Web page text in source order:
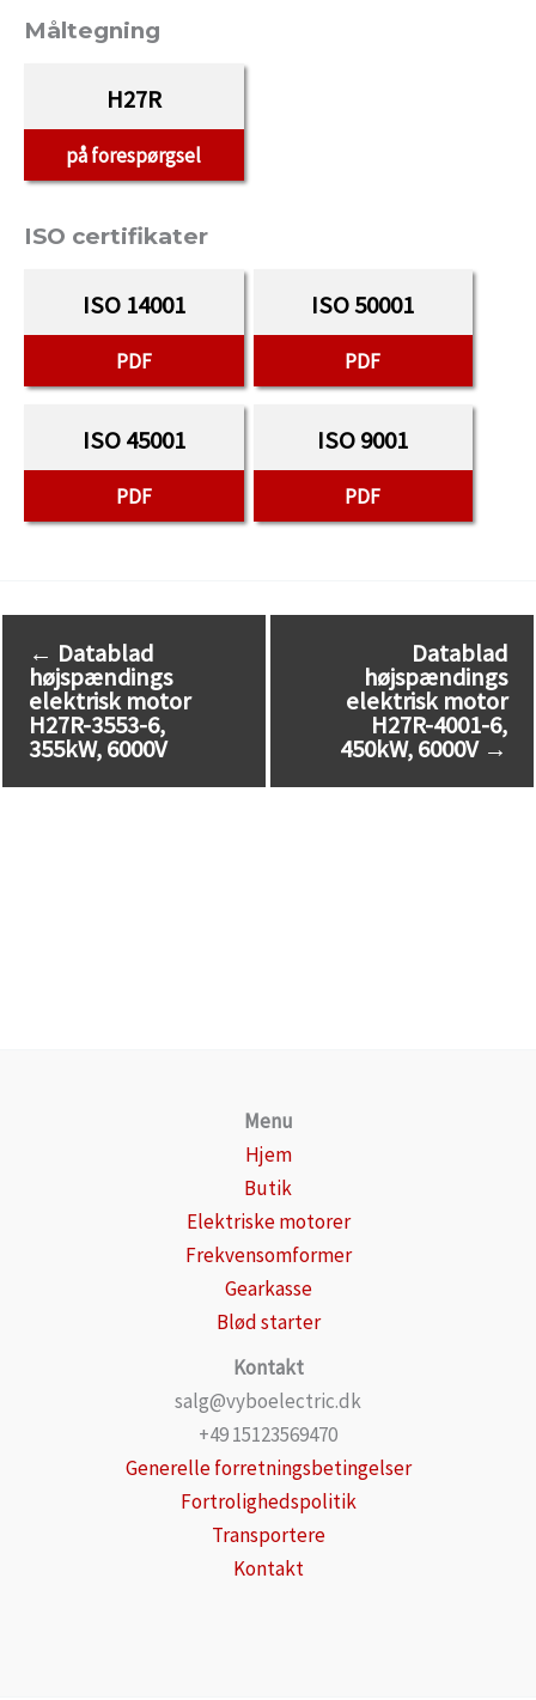
Måltegning
H27R
på forespørgsel
ISO certifikater
ISO 14001
PDF
ISO 50001
PDF
ISO 45001
PDF
ISO 9001
PDF
← Datablad
højspændings
elektrisk motor
H27R-3553-6,
355kW, 6000V
Datablad
højspændings
elektrisk motor
H27R-4001-6,
450kW, 6000V →
Menu
Hjem
Butik
Elektriske motorer
Frekvensomformer
Gearkasse
Blød starter
Kontakt
salg@vyboelectric.dk
+49 15123569470
Generelle forretningsbetingelser
Fortrolighedspolitik
Transportere
Kontakt